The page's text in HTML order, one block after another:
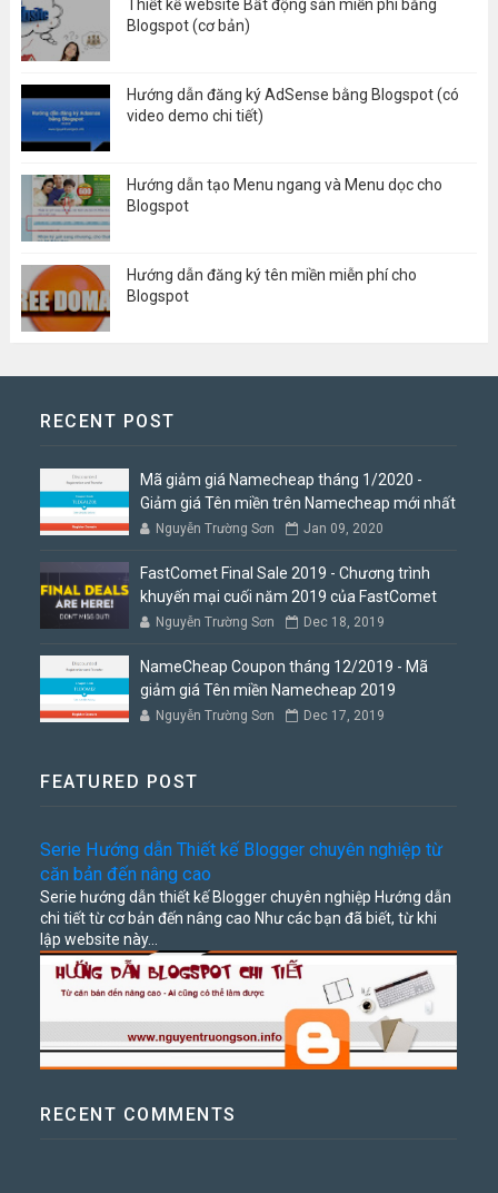
Thiết kế website Bất động sản miễn phí bằng
Blogspot (cơ bản)
Hướng dẫn đăng ký AdSense bằng Blogspot (có
video demo chi tiết)
Hướng dẫn tạo Menu ngang và Menu dọc cho
Blogspot
Hướng dẫn đăng ký tên miền miễn phí cho
Blogspot
RECENT POST
Mã giảm giá Namecheap tháng 1/2020 -
Giảm giá Tên miền trên Namecheap mới nhất
Nguyễn Trường Sơn Jan 09, 2020
FastComet Final Sale 2019 - Chương trình
khuyến mại cuối năm 2019 của FastComet
Nguyễn Trường Sơn Dec 18, 2019
NameCheap Coupon tháng 12/2019 - Mã
giảm giá Tên miền Namecheap 2019
Nguyễn Trường Sơn Dec 17, 2019
FEATURED POST
Serie Hướng dẫn Thiết kế Blogger chuyên nghiệp từ
căn bản đến nâng cao
Serie hướng dẫn thiết kế Blogger chuyên nghiệp Hướng dẫn
chi tiết từ cơ bản đến nâng cao Như các bạn đã biết, từ khi
lập website này...
RECENT COMMENTS